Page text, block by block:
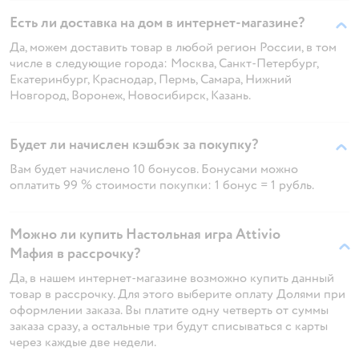
Есть ли доставка на дом в интернет-магазине?
Да, можем доставить товар в любой регион России, в том
числе в следующие города: Москва, Санкт-Петербург,
Екатеринбург, Краснодар, Пермь, Самара, Нижний
Новгород, Воронеж, Новосибирск, Казань.
Будет ли начислен кэшбэк за покупку?
Вам будет начислено 10 бонусов. Бонусами можно
оплатить 99 % стоимости покупки: 1 бонус = 1 рубль.
Можно ли купить Настольная игра Attivio
Мафия в рассрочку?
Да, в нашем интернет-магазине возможно купить данный
товар в рассрочку. Для этого выберите оплату Долями при
оформлении заказа. Вы платите одну четверть от суммы
заказа сразу, а остальные три будут списываться с карты
через каждые две недели.